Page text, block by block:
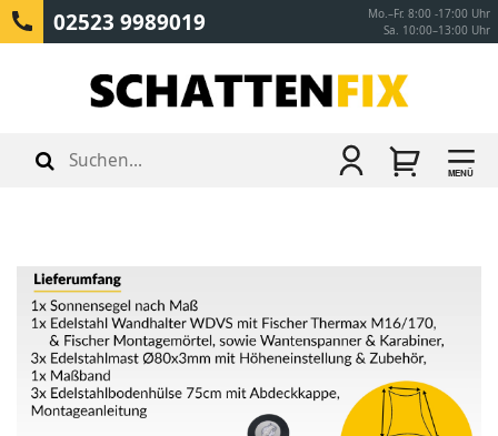
02523 9989019
Mo.–Fr. 8:00 -17:00 Uhr
Sa. 10:00–13:00 Uhr
MENÜ